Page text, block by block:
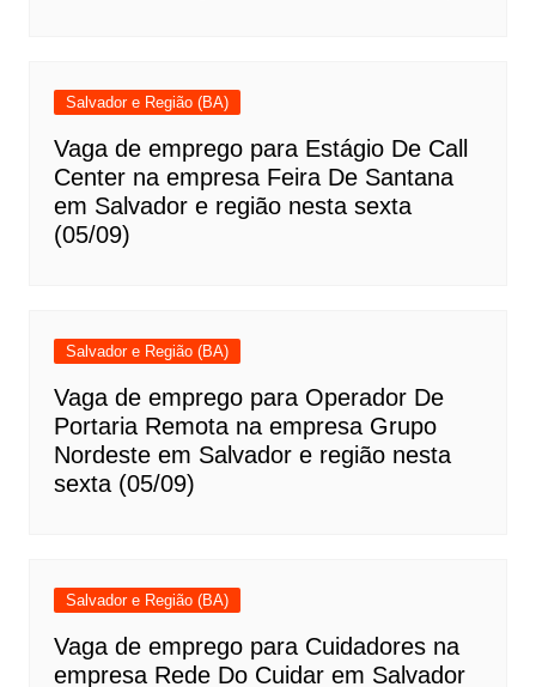
Salvador e Região (BA)
Vaga de emprego para Estágio De Call
Center na empresa Feira De Santana
em Salvador e região nesta sexta
(05/09)
Salvador e Região (BA)
Vaga de emprego para Operador De
Portaria Remota na empresa Grupo
Nordeste em Salvador e região nesta
sexta (05/09)
Salvador e Região (BA)
Vaga de emprego para Cuidadores na
empresa Rede Do Cuidar em Salvador